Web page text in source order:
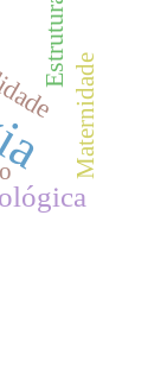
Estrutura
Maternidade